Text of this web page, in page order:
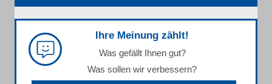
Ihre Meinung zählt!
Was gefällt Ihnen gut?
Was sollen wir verbessern?